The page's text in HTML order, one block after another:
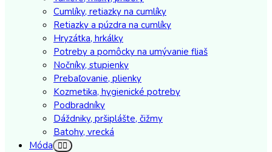
Cumlíky, retiazky na cumlíky
Retiazky a púzdra na cumlíky
Hryzátka, hrkálky
Potreby a pomôcky na umývanie fliaš
Nočníky, stupienky
Prebaľovanie, plienky
Kozmetika, hygienické potreby
Podbradníky
Dáždniky, pršiplášte, čižmy
Batohy, vrecká
Móda